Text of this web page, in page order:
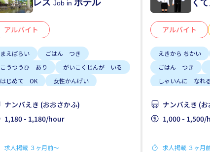
レスJob inホテル
アルバイト
まえばらい
ごはん つき
こうつうひ あり
がいこくじんが いる
はじめて OK
女性かんげい
ナンバえき (おおさかふ)
1,180 - 1,180/hour
求人掲載 ３ヶ月前〜
く
アルバイト
えきから ちかい
ごはん つき
しゃいんに なれる
しゅう2、3にち
土日 しごと
ナンバえき (
1,000 -
求人掲載 ３ヶ月